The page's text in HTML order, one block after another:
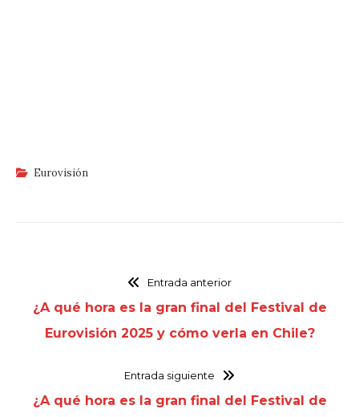
Eurovisión
Entrada anterior
¿A qué hora es la gran final del Festival de
Eurovisión 2025 y cómo verla en Chile?
Entrada siguiente
¿A qué hora es la gran final del Festival de